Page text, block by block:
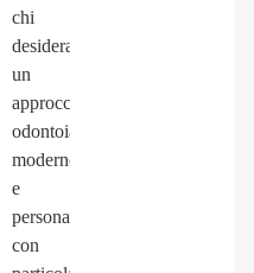
chi
desidera
un
approccio
odontoiatrico
moderno
e
personalizzato,
con